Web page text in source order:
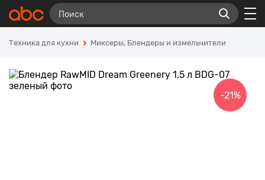
Техника для кухни Миксеры, Блендеры и измельчители
-21%